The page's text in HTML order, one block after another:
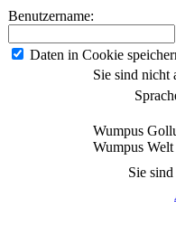
Benutzername:
Daten in Cookie
Sie sind nicht
Wumpus
Wumpus
Sie